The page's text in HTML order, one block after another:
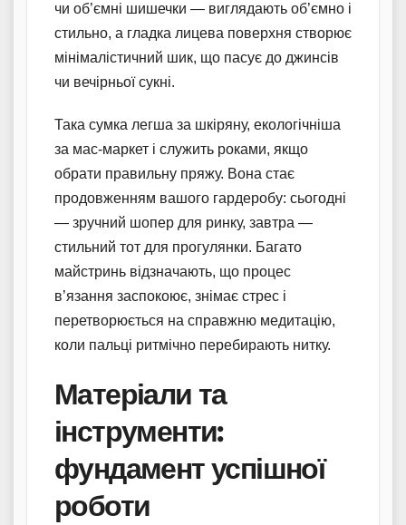
чи об’ємні шишечки — виглядають об’ємно і
стильно, а гладка лицева поверхня створює
мінімалістичний шик, що пасує до джинсів
чи вечірньої сукні.
Така сумка легша за шкіряну, екологічніша
за мас-маркет і служить роками, якщо
обрати правильну пряжу. Вона стає
продовженням вашого гардеробу: сьогодні
— зручний шопер для ринку, завтра —
стильний тот для прогулянки. Багато
майстринь відзначають, що процес
в’язання заспокоює, знімає стрес і
перетворюється на справжню медитацію,
коли пальці ритмічно перебирають нитку.
Матеріали та
інструменти:
фундамент успішної
роботи